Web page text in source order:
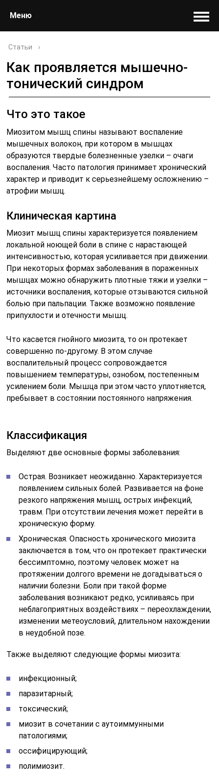
Меню
Статьи ›
Как проявляется мышечно-
тонический синдром
Что это такое
Миозитом мышц спины называют воспаление
мышечных волокон, при котором в мышцах
образуются твердые болезненные узелки – очаги
воспаления. Часто патология принимает хронический
характер и приводит к серьезнейшему осложнению –
атрофии мышц.
Клиническая картина
Миозит мышц спины характеризуется появлением
локальной ноющей боли в спине с нарастающей
интенсивностью, которая усиливается при движении.
При некоторых формах заболевания в пораженных
мышцах можно обнаружить плотные тяжи и узелки –
источники воспаления, которые отзываются сильной
болью при пальпации. Также возможно появление
припухлости и отечности мышц.
Что касается гнойного миозита, то он протекает
совершенно по-другому. В этом случае
воспалительный процесс сопровождается
повышением температуры, ознобом, постепенным
усилением боли. Мышца при этом часто уплотняется,
пребывает в состоянии постоянного напряжения.
Классификация
Выделяют две основные формы заболевания:
Острая. Возникает неожиданно. Характеризуется
появлением сильных болей. Развивается на фоне
резкого напряжения мышц, острых инфекций,
травм. При отсутствии лечения может перейти в
хроническую форму.
Хроническая. Опасность хронического миозита
заключается в том, что он протекает практически
бессимптомно, поэтому человек может на
протяжении долгого времени не догадываться о
наличии болезни. Боли при такой форме
заболевания возникают редко, усиливаясь при
неблагоприятных воздействиях – переохлаждении,
изменении метеоусловий, длительном нахождении
в неудобной позе.
Также выделяют следующие формы миозита:
инфекционный;
паразитарный;
токсический;
миозит в сочетании с аутоиммунными
патологиями;
оссифицирующий;
полимиозит.